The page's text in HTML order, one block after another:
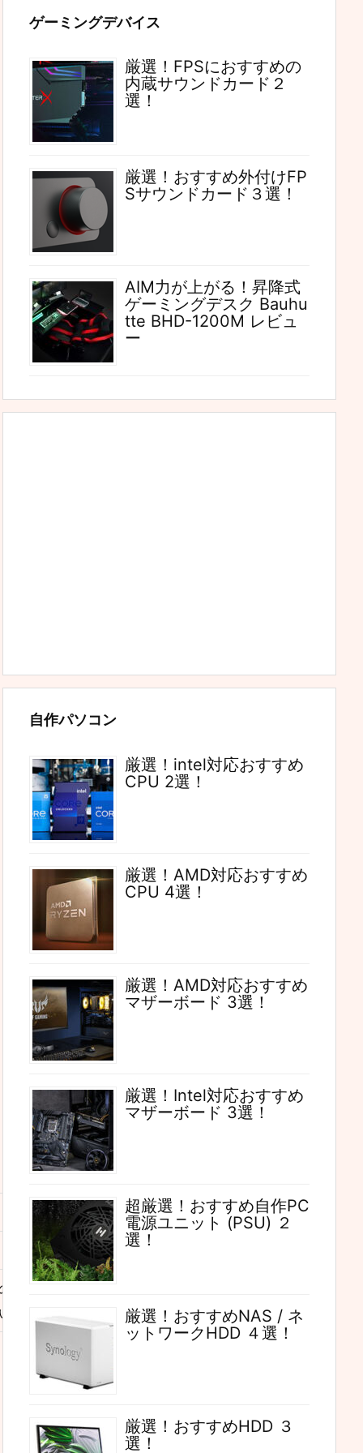
をツイートします。タイムライン
です。
ゲーミングデバイス
厳選！FPSにおすすめの
内蔵サウンドカード２
選！
厳選！おすすめ外付けFP
Sサウンドカード３選！
AIM力が上がる！昇降式
ゲーミングデスク Bauhu
tte BHD-1200M レビュ
ー
自作パソコン
厳選！intel対応おすすめ
CPU 2選！
厳選！AMD対応おすすめ
CPU 4選！
厳選！AMD対応おすすめ
マザーボード 3選！
厳選！Intel対応おすすめ
マザーボード 3選！
超厳選！おすすめ自作PC
電源ユニット (PSU) ２
選！
厳選！おすすめNAS / ネ
ットワークHDD ４選！
厳選！おすすめHDD ３
選！